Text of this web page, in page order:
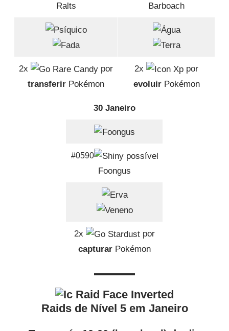
Ralts
2x
por
transferir Pokémon
Barboach
2x
por
evoluirPokémon
30 Janeiro
#0590
Foongus
2x
por
capturar Pokémon
Raids de Nível 5 em Janeiro